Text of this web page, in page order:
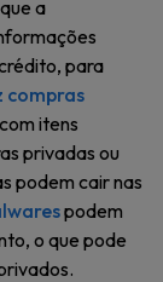
a
para
compras
itens
privadas ou
podem cair nas
podem
o que pode